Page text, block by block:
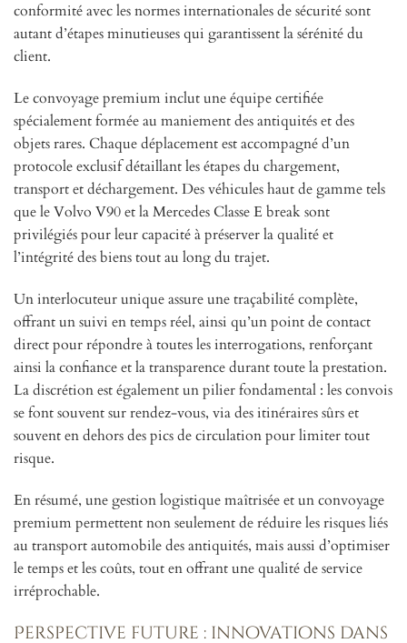
conformité avec les normes internationales de sécurité sont
autant d’étapes minutieuses qui garantissent la sérénité du
client.
Le convoyage premium inclut une équipe certifiée
spécialement formée au maniement des antiquités et des
objets rares. Chaque déplacement est accompagné d’un
protocole exclusif détaillant les étapes du chargement,
transport et déchargement. Des véhicules haut de gamme tels
que le Volvo V90 et la Mercedes Classe E break sont
privilégiés pour leur capacité à préserver la qualité et
l’intégrité des biens tout au long du trajet.
Un interlocuteur unique assure une traçabilité complète,
offrant un suivi en temps réel, ainsi qu’un point de contact
direct pour répondre à toutes les interrogations, renforçant
ainsi la confiance et la transparence durant toute la prestation.
La discrétion est également un pilier fondamental : les convois
se font souvent sur rendez-vous, via des itinéraires sûrs et
souvent en dehors des pics de circulation pour limiter tout
risque.
En résumé, une gestion logistique maîtrisée et un convoyage
premium permettent non seulement de réduire les risques liés
au transport automobile des antiquités, mais aussi d’optimiser
le temps et les coûts, tout en offrant une qualité de service
irréprochable.
Perspective future : innovations dans